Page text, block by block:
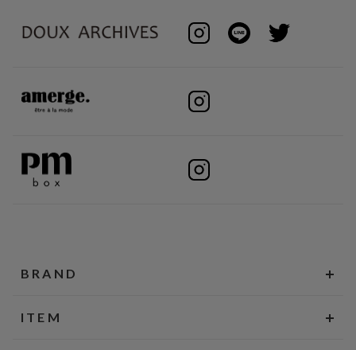
BRAND
ITEM